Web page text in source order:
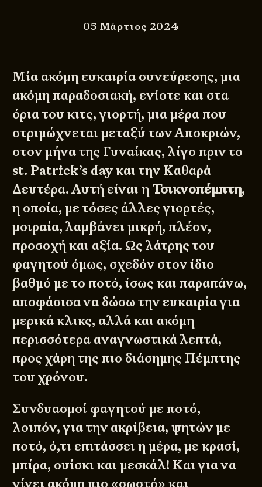
05 Μάρτιος 2024
Μία ακόμη ευκαιρία συνεύρεσης, μια
ακόμη παραδοσιακή, ενίοτε και στα
όρια του κιτς, γιορτή, μια μέρα που
στριμώχνεται μεταξύ των Αποκριών,
στον μήνα της Γυναίκας, λίγο πριν το
st. Patrick’s day και την Καθαρά
Δευτέρα. Αυτή είναι η Τσικνοπέμπτη,
η οποία, με τόσες άλλες γιορτές,
μοιραία, λαμβάνει μικρή, πλέον,
προσοχή και αξία. Ως λάτρης του
φαγητού όμως, σχεδόν στον ίδιο
βαθμό με το ποτό, ίσως και παραπάνω,
αποφάσισα να δώσω την ευκαιρία για
μερικά κλικς, αλλά και ακόμη
περισσότερα αναγνωστικά λεπτά,
προς χάρη της πιο διάσημης Πέμπτης
του χρόνου.
Συνδυασμοί φαγητού με ποτό,
λοιπόν, για την ακρίβεια, ψητών με
ποτό, ό,τι επιτάσσει η μέρα, με κρασί,
μπίρα, ουίσκι και μεσκάλ! Και για να